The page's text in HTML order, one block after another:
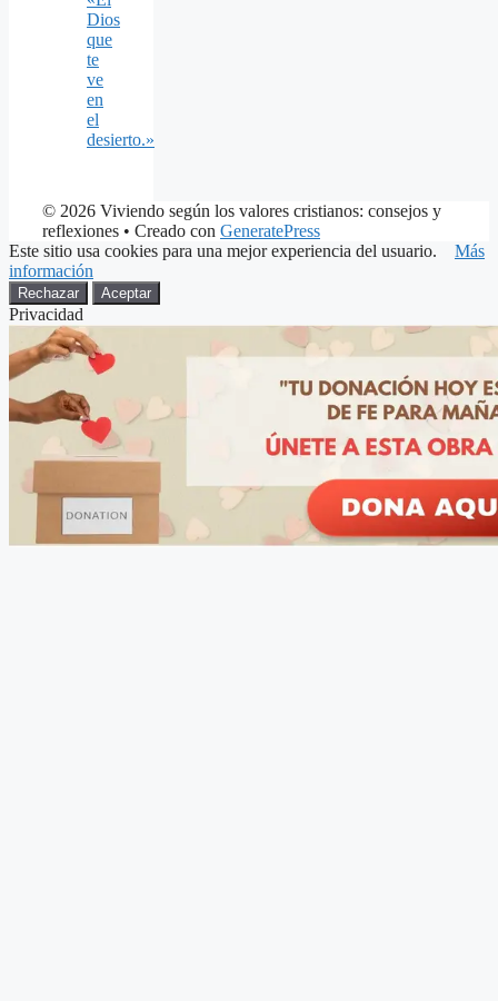
Dios
que
te
ve
en
el
desierto.»
© 2026 Viviendo según los valores cristianos: consejos y
reflexiones • Creado con GeneratePress
Este sitio usa cookies para una mejor experiencia del usuario. Más
información
Rechazar Aceptar
Privacidad